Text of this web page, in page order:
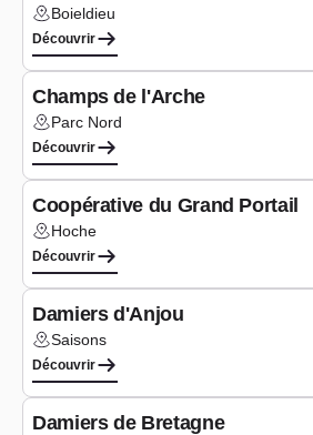
Lieu :Boieldieu
Découvrir
Champs de l'Arche
Lieu :Parc Nord
Découvrir
Coopérative du Grand Portail
Lieu :Hoche
Découvrir
Damiers d'Anjou
Lieu :Saisons
Découvrir
Damiers de Bretagne